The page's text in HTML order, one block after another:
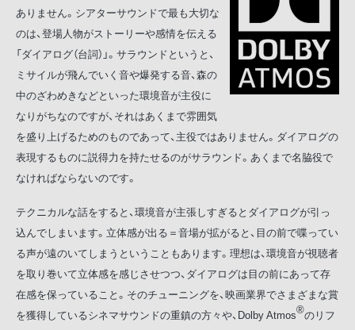
ありません。シアターサウンドで最も大切な
のは、登場人物がストーリーや感情を伝える
「ダイアログ（台詞）」。サラウンドというと、
ミサイルが飛んでいく音や爆発する音、森の
中のざわめきなどといった環境音が主役に
なりがちなのですが、それはあくまで雰囲気
を盛り上げるためのものであって、主役ではありません。ダイアログの
表現するものに説得力を持たせるのがサラウンド。あくまで名脇役で
なければならないのです。
テクニカルな話をすると、環境音が主張しすぎるとダイアログが引っ
込んでしまいます。立体感が出る＝音場が拡がると、目の前で喋ってい
る声が遠のいてしまうということもあります。理想は、環境音が視聴者
を取り巻いて立体感を感じさせつつ、ダイアログは目の前にあって存
在感を保っていること。そのチューニングを、映画業界でさまざまな賞
を獲得しているシネマサウンドの重鎮の方々や、Dolby Atmos®のリフ